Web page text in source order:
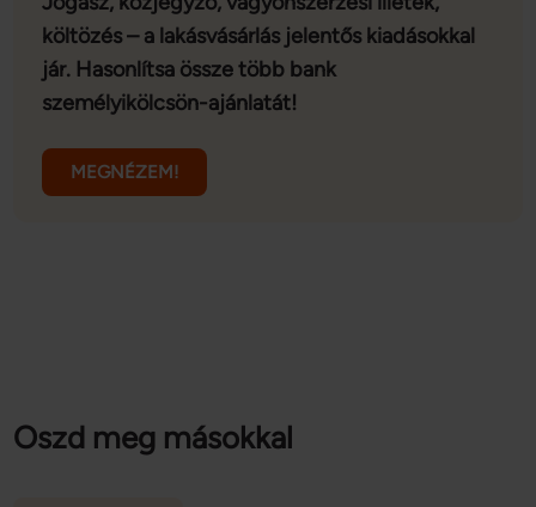
költözés – a lakásvásárlás jelentős kiadásokkal
jár. Hasonlítsa össze több bank
személyikölcsön-ajánlatát!
MEGNÉZEM!
Oszd meg másokkal